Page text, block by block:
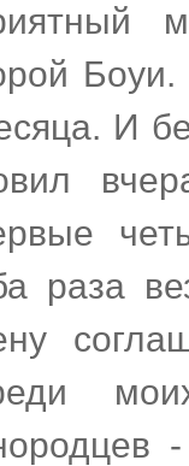
И
раза